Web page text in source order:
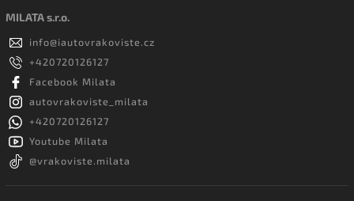
MILATA s.r.o.
info@iautovrakoviste.cz
+420720126127
Facebook Milata
autovrakoviste_milata
+420720126127
Youtube Milata
@vrakoviste.milata